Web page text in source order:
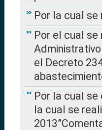
Por la cual se
Por el cual
el Decreto
Por la cual se
la cual se